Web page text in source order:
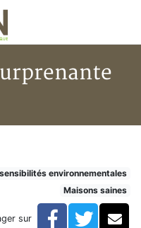
contre les ondes
environnementales
Maisons saines
sur Facebook